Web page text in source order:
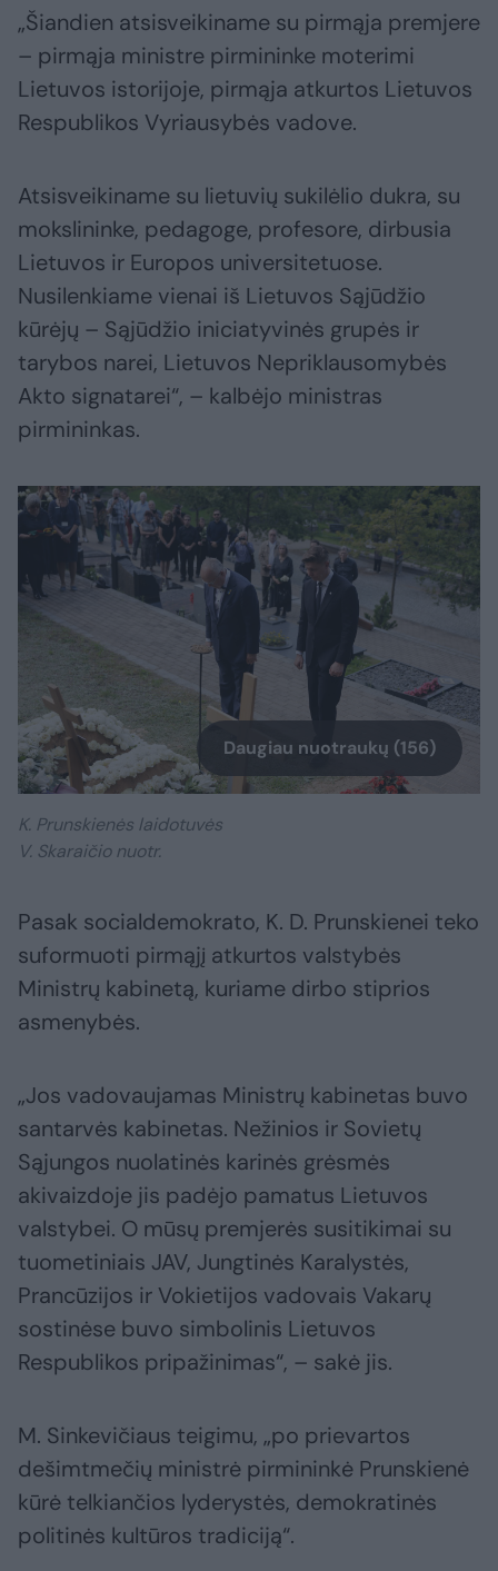
„Šiandien atsisveikiname su pirmąja premjere
– pirmąja ministre pirmininke moterimi
Lietuvos istorijoje, pirmąja atkurtos Lietuvos
Respublikos Vyriausybės vadove.
Atsisveikiname su lietuvių sukilėlio dukra, su
mokslininke, pedagoge, profesore, dirbusia
Lietuvos ir Europos universitetuose.
Nusilenkiame vienai iš Lietuvos Sąjūdžio
kūrėjų – Sąjūdžio iniciatyvinės grupės ir
tarybos narei, Lietuvos Nepriklausomybės
Akto signatarei“, – kalbėjo ministras
pirmininkas.
Daugiau nuotraukų (156)
K. Prunskienės laidotuvės
V. Skaraičio nuotr.
Pasak socialdemokrato, K. D. Prunskienei teko
suformuoti pirmąjį atkurtos valstybės
Ministrų kabinetą, kuriame dirbo stiprios
asmenybės.
„Jos vadovaujamas Ministrų kabinetas buvo
santarvės kabinetas. Nežinios ir Sovietų
Sąjungos nuolatinės karinės grėsmės
akivaizdoje jis padėjo pamatus Lietuvos
valstybei. O mūsų premjerės susitikimai su
tuometiniais JAV, Jungtinės Karalystės,
Prancūzijos ir Vokietijos vadovais Vakarų
sostinėse buvo simbolinis Lietuvos
Respublikos pripažinimas“, – sakė jis.
M. Sinkevičiaus teigimu, „po prievartos
dešimtmečių ministrė pirmininkė Prunskienė
kūrė telkiančios lyderystės, demokratinės
politinės kultūros tradiciją“.